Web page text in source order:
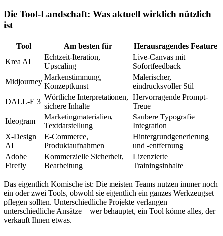
Die Tool-Landschaft: Was aktuell wirklich nützlich
ist
Tool Am besten für
Herausragendes Feature
Krea AI
Echtzeit-Iteration,
Upscaling
Live-Canvas mit
Sofortfeedback
Midjourney
Markenstimmung,
Konzeptkunst
Malerischer,
eindrucksvoller Stil
DALL-E 3
Wörtliche Interpretationen,
sichere Inhalte
Hervorragende Prompt-
Treue
Ideogram
Marketingmaterialien,
Textdarstellung
Saubere Typografie-
Integration
X-Design
AI
E-Commerce,
Produktaufnahmen
Hintergrundgenerierung
und -entfernung
Adobe
Firefly
Kommerzielle Sicherheit,
Bearbeitung
Lizenzierte
Trainingsinhalte
Das eigentlich Komische ist: Die meisten Teams nutzen immer noch
ein oder zwei Tools, obwohl sie eigentlich ein ganzes Werkzeugset
pflegen sollten. Unterschiedliche Projekte verlangen
unterschiedliche Ansätze – wer behauptet, ein Tool könne alles, der
verkauft Ihnen etwas.